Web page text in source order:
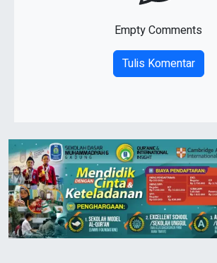
Empty Comments
Tulis Komentar